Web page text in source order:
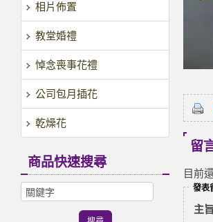
相片佈置
教堂婚禮
悼念喪事花禮
公司包月插花
乾燥花
商品快速搜尋
留
目前
發表
主